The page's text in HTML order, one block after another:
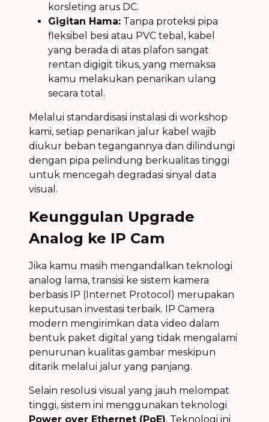
korsleting arus DC.
Gigitan Hama: Tanpa proteksi pipa
fleksibel besi atau PVC tebal, kabel
yang berada di atas plafon sangat
rentan digigit tikus, yang memaksa
kamu melakukan penarikan ulang
secara total.
Melalui standardisasi instalasi di workshop
kami, setiap penarikan jalur kabel wajib
diukur beban tegangannya dan dilindungi
dengan pipa pelindung berkualitas tinggi
untuk mencegah degradasi sinyal data
visual.
Keunggulan Upgrade
Analog ke IP Cam
Jika kamu masih mengandalkan teknologi
analog lama, transisi ke sistem kamera
berbasis IP (Internet Protocol) merupakan
keputusan investasi terbaik. IP Camera
modern mengirimkan data video dalam
bentuk paket digital yang tidak mengalami
penurunan kualitas gambar meskipun
ditarik melalui jalur yang panjang.
Selain resolusi visual yang jauh melompat
tinggi, sistem ini menggunakan teknologi
Power over Ethernet (PoE). Teknologi ini